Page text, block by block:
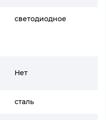
светодиодное
Нет
сталь